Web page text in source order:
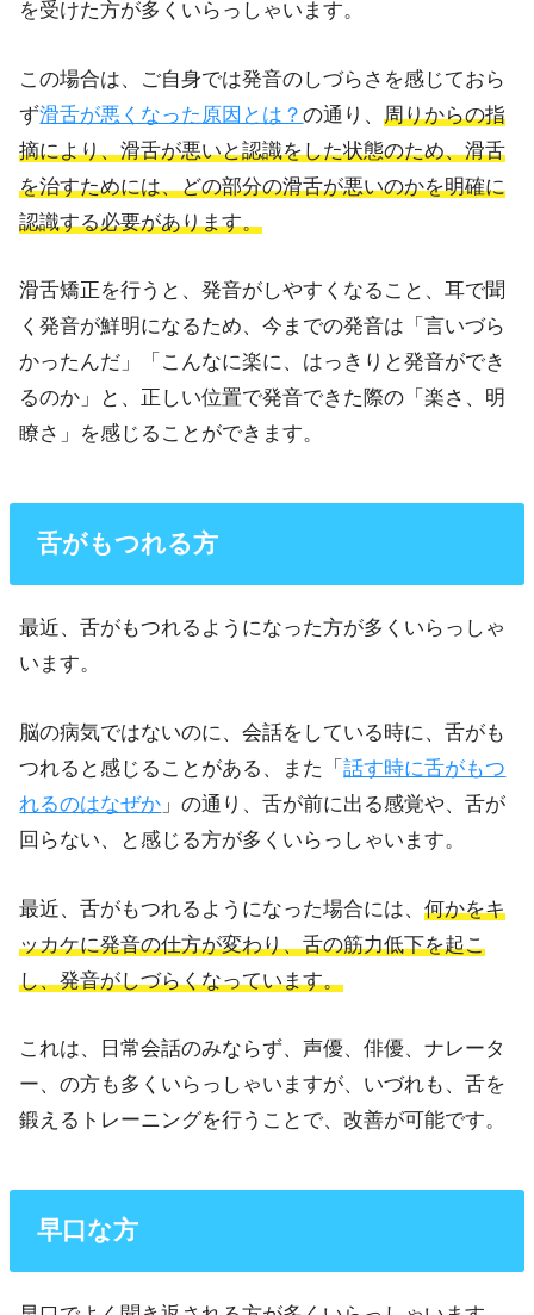
を受けた方が多くいらっしゃいます。
この場合は、ご自身では発音のしづらさを感じておら
ず滑舌が悪くなった原因とは？の通り、周りからの指
摘により、滑舌が悪いと認識をした状態のため、滑舌
を治すためには、どの部分の滑舌が悪いのかを明確に
認識する必要があります。
滑舌矯正を行うと、発音がしやすくなること、耳で聞
く発音が鮮明になるため、今までの発音は「言いづら
かったんだ」「こんなに楽に、はっきりと発音ができ
るのか」と、正しい位置で発音できた際の「楽さ、明
瞭さ」を感じることができます。
舌がもつれる方
最近、舌がもつれるようになった方が多くいらっしゃ
います。
脳の病気ではないのに、会話をしている時に、舌がも
つれると感じることがある、また「話す時に舌がもつ
れるのはなぜか 」の通り、舌が前に出る感覚や、舌が
回らない、と感じる方が多くいらっしゃいます。
最近、舌がもつれるようになった場合には、何かをキ
ッカケに発音の仕方が変わり、舌の筋力低下を起こ
し、発音がしづらくなっています。
これは、日常会話のみならず、声優、俳優、ナレータ
ー、の方も多くいらっしゃいますが、いづれも、舌を
鍛えるトレーニングを行うことで、改善が可能です。
早口な方